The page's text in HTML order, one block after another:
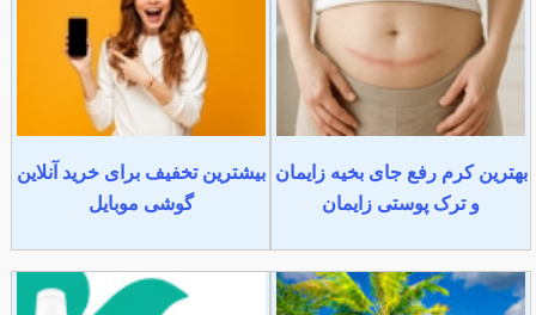
بهترین کرم رفع جای بخیه زایمان
و ترک پوستی زایمان
بیشترین تخفیف برای خرید آنلاین
گوشی موبایل